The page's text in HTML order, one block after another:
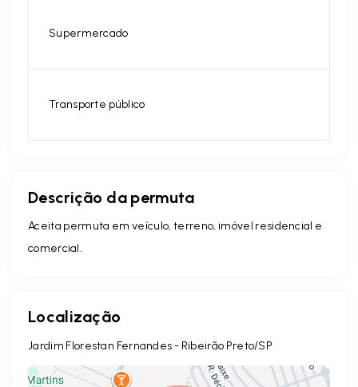
Supermercado
Transporte público
Descrição da permuta
Aceita permuta em veículo, terreno, imóvel residencial e
comercial.
Localização
Jardim Florestan Fernandes - Ribeirão Preto/SP